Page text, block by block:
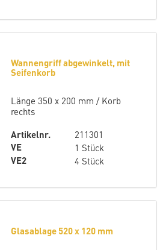
Wannengriff abgewinkelt, mit
Seifenkorb
Länge 350 x 200 mm / Korb
rechts
Artikelnr.
211301
VE
1 Stück
VE2
4 Stück
Glasablage 520 x 120 mm